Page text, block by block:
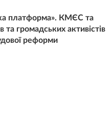
платформа». КМЄС та
громадських активістів
реформи